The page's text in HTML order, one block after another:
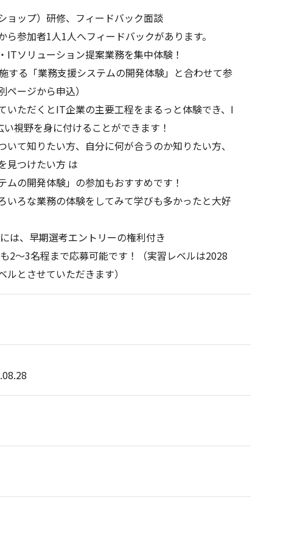
ョップ）研修、フィードバック面談
参加者1人1人へフィードバックがあります。
ソリューション提案業務を集中体験！
る「業務支援システムの開発体験」と合わせて参
ージから申込）
いただくとIT企業の主要工程をまるっと体験でき、I
視野を身に付けることができます！
て知りたい方、自分に何が合うのか知りたい方、
見つけたい方 は
の開発体験」の参加もおすすめです！
いろな業務の体験をしてみて学びも多かったと大好
は、早期選考エントリーの権利付き
2～3名程まで応募可能です！（実習レベルは2028
ルとさせていただきます）